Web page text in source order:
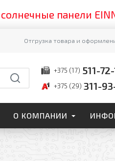
панели
Отгрузка товара и
+375 (17) 511-
+375 (29) 311-
О КОМПАНИИ